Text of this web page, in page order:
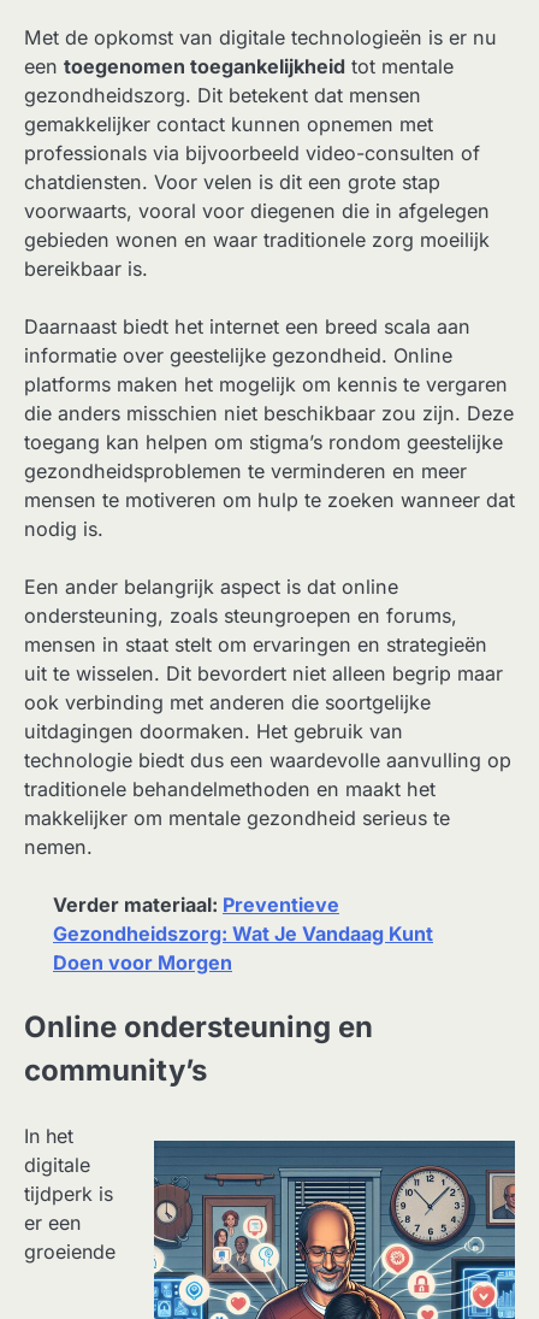
Met de opkomst van digitale technologieën is er nu
een toegenomen toegankelijkheid tot mentale
gezondheidszorg. Dit betekent dat mensen
gemakkelijker contact kunnen opnemen met
professionals via bijvoorbeeld video-consulten of
chatdiensten. Voor velen is dit een grote stap
voorwaarts, vooral voor diegenen die in afgelegen
gebieden wonen en waar traditionele zorg moeilijk
bereikbaar is.
Daarnaast biedt het internet een breed scala aan
informatie over geestelijke gezondheid. Online
platforms maken het mogelijk om kennis te vergaren
die anders misschien niet beschikbaar zou zijn. Deze
toegang kan helpen om stigma’s rondom geestelijke
gezondheidsproblemen te verminderen en meer
mensen te motiveren om hulp te zoeken wanneer dat
nodig is.
Een ander belangrijk aspect is dat online
ondersteuning, zoals steungroepen en forums,
mensen in staat stelt om ervaringen en strategieën
uit te wisselen. Dit bevordert niet alleen begrip maar
ook verbinding met anderen die soortgelijke
uitdagingen doormaken. Het gebruik van
technologie biedt dus een waardevolle aanvulling op
traditionele behandelmethoden en maakt het
makkelijker om mentale gezondheid serieus te
nemen.
Verder materiaal: Preventieve
Gezondheidszorg: Wat Je Vandaag Kunt
Doen voor Morgen
Online ondersteuning en
community’s
In het
digitale
tijdperk is
er een
groeiende